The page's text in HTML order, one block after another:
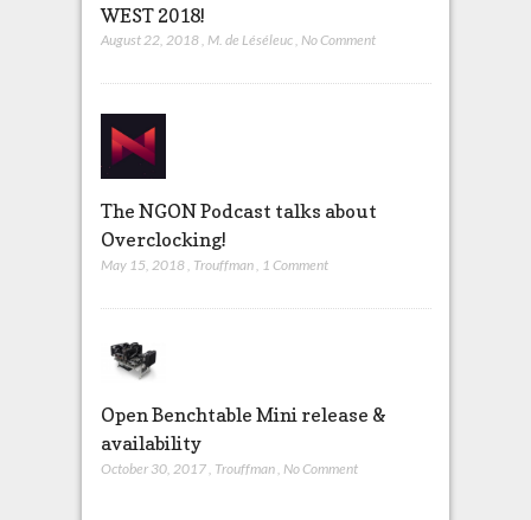
WEST 2018!
August 22, 2018, M. de Léséleuc, No Comment
The NGON Podcast talks about
Overclocking!
May 15, 2018, Trouffman, 1 Comment
Open Benchtable Mini release &
availability
October 30, 2017 Trouffman No Comment